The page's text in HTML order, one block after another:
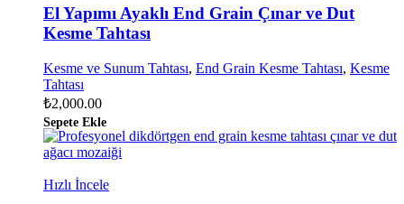
El Yapımı Ayaklı End Grain Çınar ve Dut
Kesme Tahtası
Kesme ve Sunum Tahtası, End Grain Kesme Tahtası, Kesme
Tahtası
₺2,000.00
Sepete Ekle
Hızlı İncele